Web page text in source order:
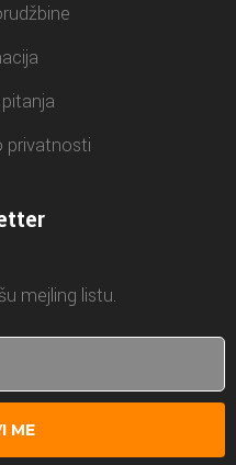
privatnosti
mejling listu.
ME